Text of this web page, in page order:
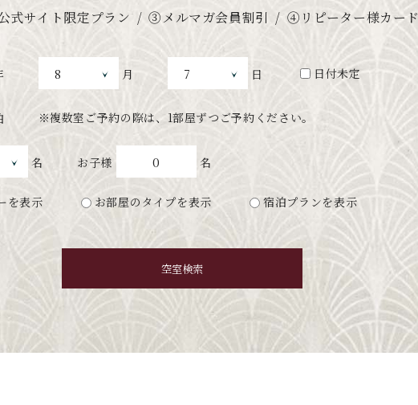
式サイト限定プラン ③メルマガ会員割引 ④リピーター様カード
月 日 日付未定
※複数室ご予約の際は、 1部屋ずつご予約ください。
名 お子様 0 名
を表示 お部屋のタイプを表示 宿泊プランを表示
空室検索